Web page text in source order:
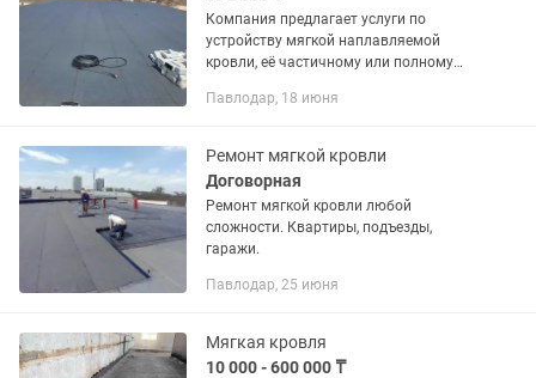
Компания предлагает услуги по
устройству мягкой наплавляемой
кровли, её частичному или полному
выезд в пригород. Специалисты
состояние...
Павлодар, 18 июня
Ремонт мягкой кровли
Договорная
Ремонт мягкой кровли любой
сложности. Квартиры, подъезды,
гаражи.
Павлодар, 25 июня
Мягкая кровля
10 000 - 600 000 ₸